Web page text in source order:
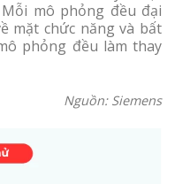
mô phỏng đều đại
mặt chức năng và bất
phỏng đều làm thay
Nguồn: Siemens